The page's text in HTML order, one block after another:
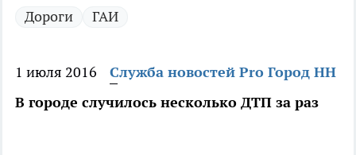
Дороги ГАИ
1 июля 2016
Служба новостей Pro Город НН
В городе случилось несколько ДТП за раз